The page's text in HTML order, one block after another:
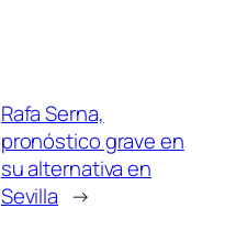
Rafa Serna,
pronóstico grave en
su alternativa en
Sevilla →